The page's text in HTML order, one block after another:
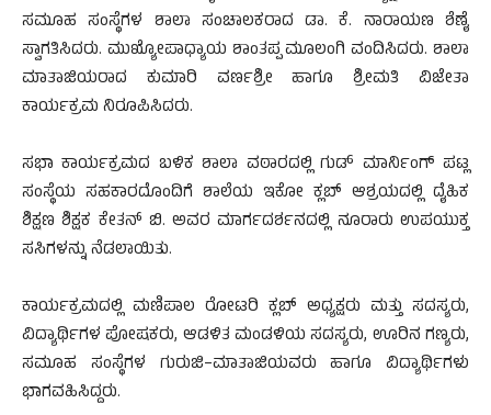
ಸಮೂಹ ಸಂಸ್ಥೆಗಳ ಶಾಲಾ ಸಂಚಾಲಕರಾದ ಡಾ. ಕೆ. ನಾರಾಯಣ ಶೆಣೈ
ಸ್ವಾಗತಿಸಿದರು. ಮುಖ್ಯೋಪಾಧ್ಯಾಯ ಶಾಂತಪ್ಪ ಮೂಲಂಗಿ ವಂದಿಸಿದರು. ಶಾಲಾ
ಮಾತಾಜಿಯರಾದ ಕುಮಾರಿ ವರ್ಣಶ್ರೀ ಹಾಗೂ ಶ್ರೀಮತಿ ವಿಜೇತಾ
ಕಾರ್ಯಕ್ರಮ ನಿರೂಪಿಸಿದರು.
ಸಭಾ ಕಾರ್ಯಕ್ರಮದ ಬಳಿಕ ಶಾಲಾ ವಠಾರದಲ್ಲಿ ಗುಡ್ ಮಾರ್ನಿಂಗ್ ಪಟ್ಲ
ಸಂಸ್ಥೆಯ ಸಹಕಾರದೊಂದಿಗೆ ಶಾಲೆಯ ಇಕೋ ಕ್ಲಬ್ ಆಶ್ರಯದಲ್ಲಿ ದೈಹಿಕ
ಶಿಕ್ಷಣ ಶಿಕ್ಷಕ ಕೇತನ್ ಬಿ. ಅವರ ಮಾರ್ಗದರ್ಶನದಲ್ಲಿ ನೂರಾರು ಉಪಯುಕ್ತ
ಸಸಿಗಳನ್ನು ನೆಡಲಾಯಿತು.
ಕಾರ್ಯಕ್ರಮದಲ್ಲಿ ಮಣಿಪಾಲ ರೋಟರಿ ಕ್ಲಬ್ ಅಧ್ಯಕ್ಷರು ಮತ್ತು ಸದಸ್ಯರು,
ವಿದ್ಯಾರ್ಥಿಗಳ ಪೋಷಕರು, ಆಡಳಿತ ಮಂಡಳಿಯ ಸದಸ್ಯರು, ಊರಿನ ಗಣ್ಯರು,
ಸಮೂಹ ಸಂಸ್ಥೆಗಳ ಗುರುಜಿ–ಮಾತಾಜಿಯವರು ಹಾಗೂ ವಿದ್ಯಾರ್ಥಿಗಳು
ಭಾಗವಹಿಸಿದ್ದರು.